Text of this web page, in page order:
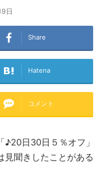
日
Share
Hatena
コメント
♪20日30日５％オフ」
見聞きしたことがある